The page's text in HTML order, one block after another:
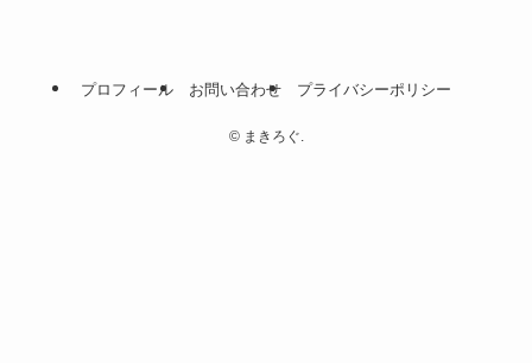
プロフィール お問い合わせ プライバシーポリシー
©まきろぐ.